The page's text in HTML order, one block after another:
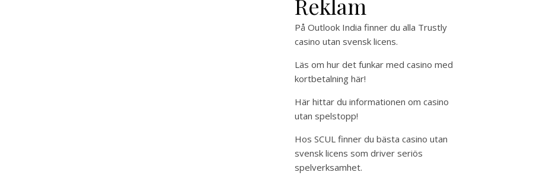
Reklam
På Outlook India finner du alla Trustly
casino utan svensk licens.
Läs om hur det funkar med casino med
kortbetalning här!
Här hittar du informationen om casino
utan spelstopp!
Hos SCUL finner du bästa casino utan
svensk licens som driver seriös
spelverksamhet.